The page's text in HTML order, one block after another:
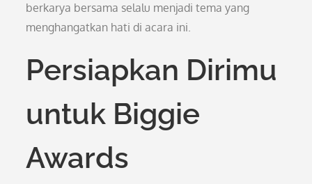
berkarya bersama selalu menjadi tema yang
menghangatkan hati di acara ini.
Persiapkan Dirimu
untuk Biggie
Awards